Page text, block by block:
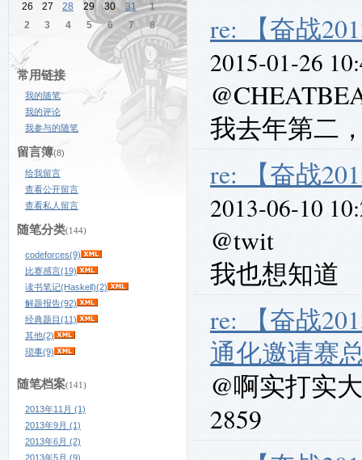
26
27 28 29 30 31
1
2
3 4 5 6 7 8
常用链接
我的随笔
我的评论
我参与的随笔
留言簿(8)
给我留言
查看公开留言
查看私人留言
随笔分类(144)
codeforces(9)
比赛感言(19)
读书笔记(Haskell)(2)
解题报告(92)
经典题目(11)
其他(2)
琐事(9)
随笔档案(141)
2013年11月 (1)
2013年9月 (1)
2013年6月 (2)
2013年5月 (9)
re: 【奋战
2015-01-26
我去年第二
re: 【奋战
2013-06-10
@twit
我也想知道
re: 【奋战
通化邀请赛
@啊实打实
2859